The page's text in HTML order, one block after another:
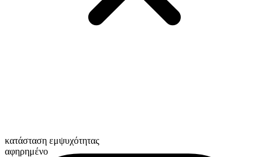
κατάσταση εμψυχότητας
αφηρημένο